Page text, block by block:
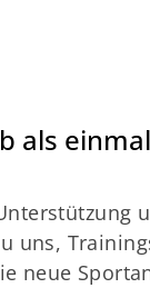
als
uns,
neue